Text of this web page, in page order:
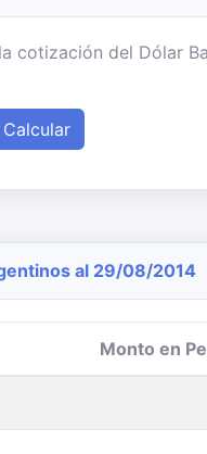
cotización del Dólar
Calcular
al 29/08/2014
Monto en